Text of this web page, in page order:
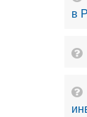
в